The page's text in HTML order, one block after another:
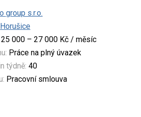
group s.r.o.
Horušice
25 000 – 27 000 Kč / měsíc
Práce na plný úvazek
týdně: 40
Pracovní smlouva